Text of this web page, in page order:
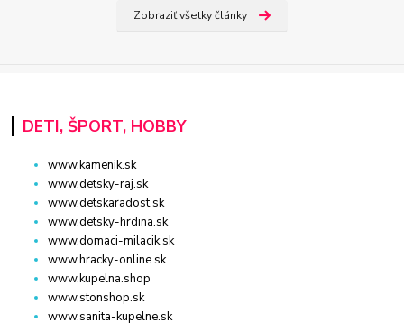
Zobraziť všetky články
DETI, ŠPORT, HOBBY
www.kamenik.sk
www.detsky-raj.sk
www.detskaradost.sk
www.detsky-hrdina.sk
www.domaci-milacik.sk
www.hracky-online.sk
www.kupelna.shop
www.stonshop.sk
www.sanita-kupelne.sk